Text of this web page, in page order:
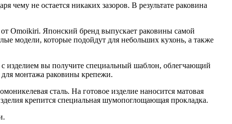
чему не остается никаких зазоров. В результате раковина
Omoikiri. Японский бренд выпускает раковины самой
модели, которые подойдут для небольших кухонь, а также
изделием вы получите специальный шаблон, облегчающий
для монтажа раковины крепежи.
сталь. На готовое изделие наносится матовая
крепится специальная шумопоглощающая прокладка.